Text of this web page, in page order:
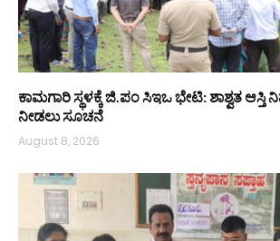
ಕಾಮಗಾರಿ ಸ್ಥಳಕ್ಕೆ ಜಿ.ಪಂ ಸಿಇಒ ಭೇಟಿ: ಶಾಶ್ವತ ಆಸ್ತಿ
ನೀಡಲು ಸೂಚನೆ
August 8, 2026